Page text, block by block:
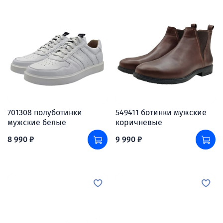
701308 полуботинки
мужские белые
8 990 ₽
549411 ботинки мужские
коричневые
9 990 ₽